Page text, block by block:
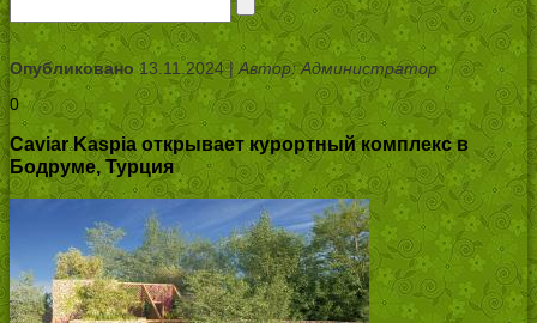
Опубликовано13.11.2024 | Автор: Администратор
0
Caviar Kaspia открывает курортный комплекс в
Бодруме, Турция